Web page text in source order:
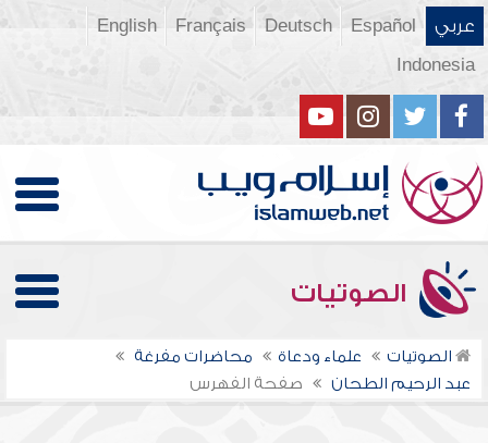
عربي Español
Deutsch
Français
English
Indonesia
الصوتيات
الصوتيات علماء ودعاة
محاضرات مفرغة
عبد الرحيم الطحان
صفحة الفهرس